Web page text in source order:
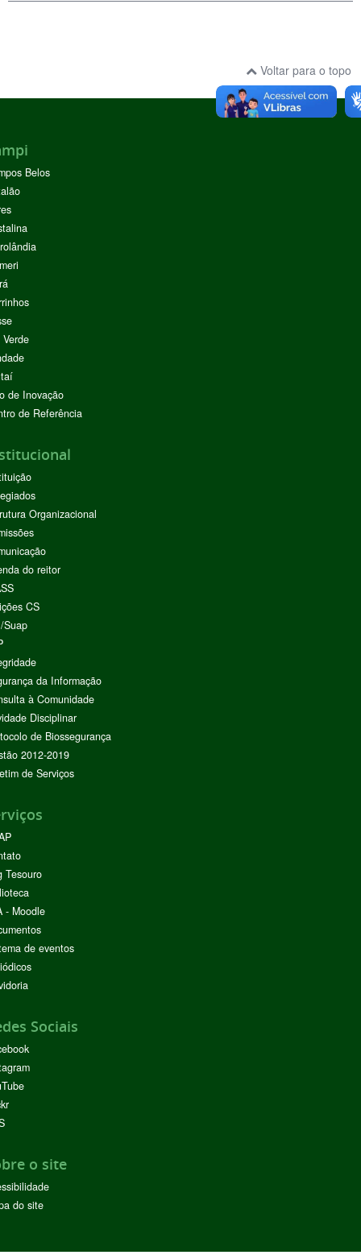
Voltar para o topo
Belos
de Inovação
de Referência
Organizacional
do reitor
CS
Suap
da Informação
à Comunidade
Disciplinar
de Biossegurança
2012-2019
de Serviços
Tesouro
- Moodle
de eventos
Sociais
o site
do site